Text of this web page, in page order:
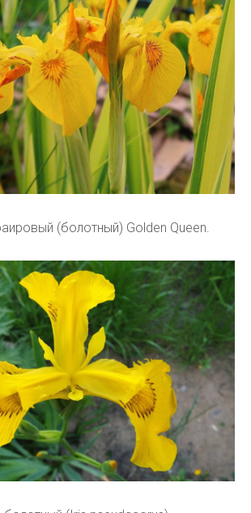
(болотный) Golden Queen.